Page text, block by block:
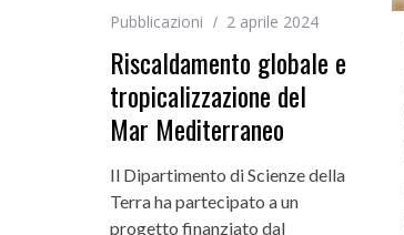
Pubblicazioni 2 aprile 2024
Riscaldamento globale e
tropicalizzazione del
Mar Mediterraneo
Il Dipartimento di Scienze della
Terra ha partecipato a un
progetto finanziato dal